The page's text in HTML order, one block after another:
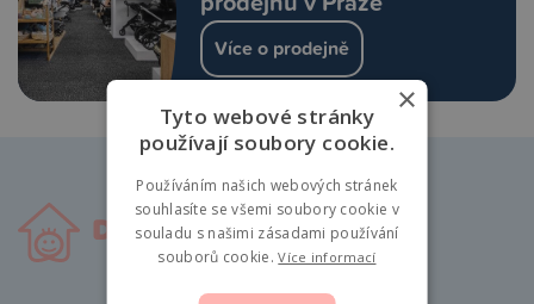
Více o prodejně
×
Tyto webové stránky
používají soubory cookie.
Používáním našich webových stránek
souhlasíte se všemi soubory cookie v
souladu s našimi zásadami používání
souborů cookie.Více informací